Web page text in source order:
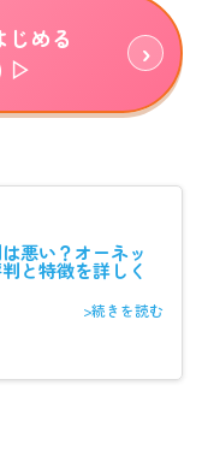
める
▷
悪い？オーネッ
と特徴を詳しく
>続きを読む